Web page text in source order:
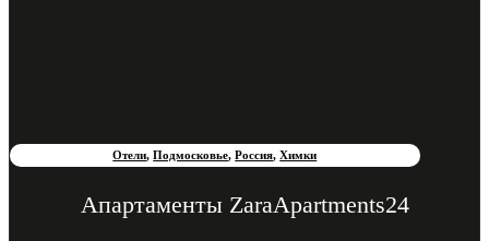
Отели,Подмосковье,Россия,Химки
Апартаменты ZaraApartments24